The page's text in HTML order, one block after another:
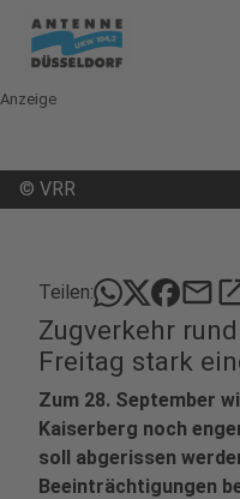
Anzeige
© VRR
Teilen: mail
Zugverkehr
Freitag stark
Zum 28. September
Kaiserberg noch
soll abgerissen
Beeinträchtigungen